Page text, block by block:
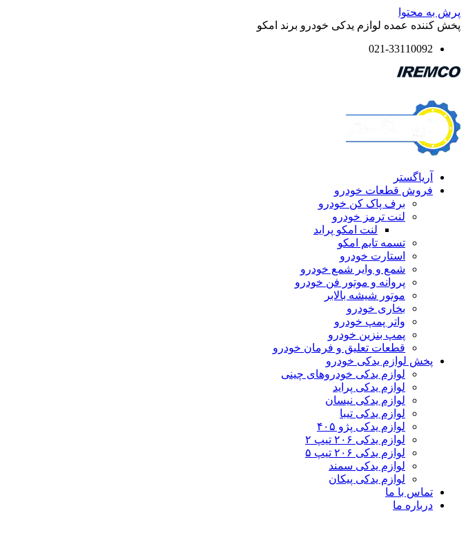
پرش به محتوا
پخش کننده عمده لوازم یدکی خودرو برند امکو
021-33110092
آریاگستر
فروش قطعات خودرو
برف پاک کن خودرو
لنت ترمز خودرو
لنت امکو پراید
تسمه تایم امکو
استارت خودرو
شمع و وایر شمع خودرو
پروانه و موتور فن خودرو
موتور شیشه بالابر
بخاری خودرو
واتر پمپ خودرو
پمپ بنزین خودرو
قطعات تعلیق و فرمان خودرو
پخش لوازم یدکی خودرو
لوازم یدکی خودروهای چینی
لوازم یدکی پراید
لوازم یدکی نیسان
لوازم یدکی تیبا
لوازم یدکی پژو ۴۰۵
لوازم یدکی ۲۰۶ تیپ ۲
لوازم یدکی ۲۰۶ تیپ ۵
لوازم یدکی سمند
لوازم یدکی پیکان
تماس با ما
درباره ما